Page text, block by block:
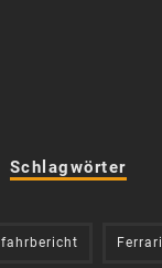
Schlagwörter
fahrbericht Ferrari